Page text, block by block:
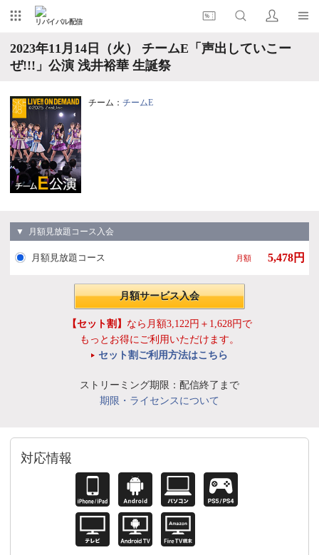
リバイバル配信
2023年11月14日（火） チームE「声出していこー
ぜ!!!」公演 浅井裕華 生誕祭
チーム： チームE
▼ 月額見放題コース入会
月額見放題コース 月額 5,478円
月額サービス入会
【セット割】 なら月額3,122円＋1,628円で
もっとお得にご利用いただけます。
セット割ご利用方法はこちら
ストリーミング期限：配信終了まで
期限・ライセンスについて
対応情報